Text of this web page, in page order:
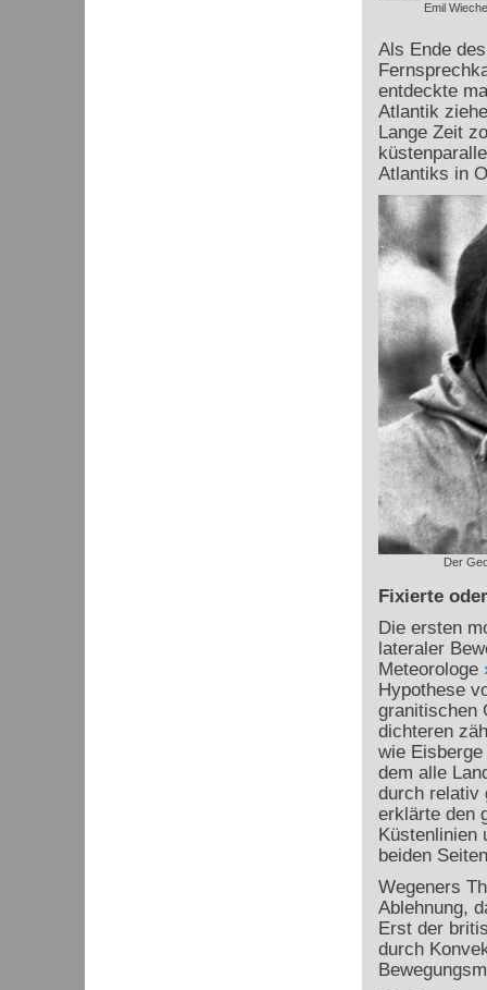
Emil
Als Ende
entdeckte
Atlantik
Lange Zeit
Atlantiks in
Der
Fixierte
Die ersten
lateraler
Meteorologe
Hypothese
granitischen
dichteren
wie
dem alle
durch relativ
erklärte den
Küstenlinien
beiden
Wegeners
Ablehnung,
Erst der
durch